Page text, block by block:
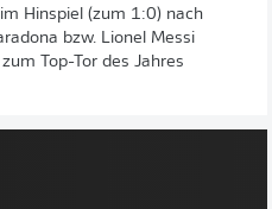
Hinspiel (zum 1:0) nach
bzw. Lionel Messi
Top-Tor des Jahres